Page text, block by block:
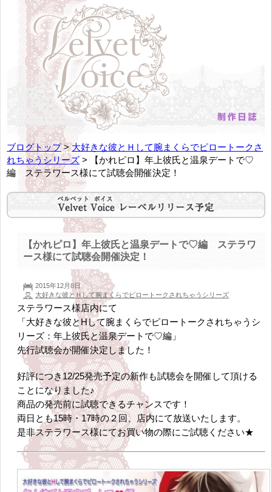
ブログトップ>大好きな彼とＨして腕まくらでピロートークさ
れちゃうシリーズ > 【かれピロ】年上彼氏と温泉デートで♡
編 ステラワース様にて試聴会開催決定！
【かれピロ】年上彼氏と温泉デートで♡編 ステラワ
ース様にて試聴会開催決定！
2015年12月8日
大好きな彼とＨして腕まくらでピロートークされちゃうシリーズ
ステラワース様店内にて
「大好きな彼とHして腕まくらでピロートークされちゃうシ
リーズ：年上彼氏と温泉デートで♡編」
先行試聴会が開催決定しました！
好評につき12/25発売予定の新作も試聴会を開催して頂ける
ことになりました♪
商品の発売前に試聴できるチャンスです！
両日とも15時・17時の２回、店内にて放送いたします。
是非ステラワース様にてお買い物の際にご試聴ください★